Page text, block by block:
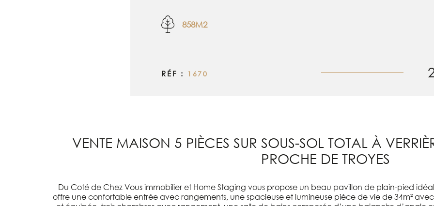
RÉF : 1670
858M2
VENTE MAISON 5 PIÈCES SUR SOUS-SOL TOTAL À
PROCHE DE TROYES
Du Coté de Chez Vous immobilier et Home Staging vous propose un beau pavillon de plain-pied
offre une confortable entrée avec rangements, une spacieuse et lumineuse pièce de vie de 34m²